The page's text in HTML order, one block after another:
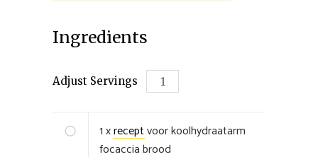
Ingredients
Adjust Servings
1 xreceptvoor koolhydraatarm
focaccia brood